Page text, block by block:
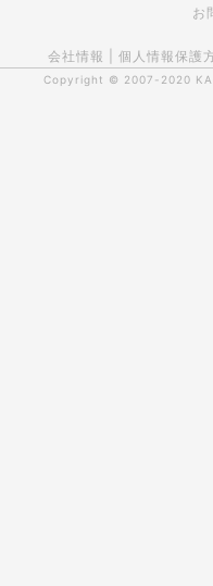
お
会社情報 個人情報保護
Copyright © 2007-2020